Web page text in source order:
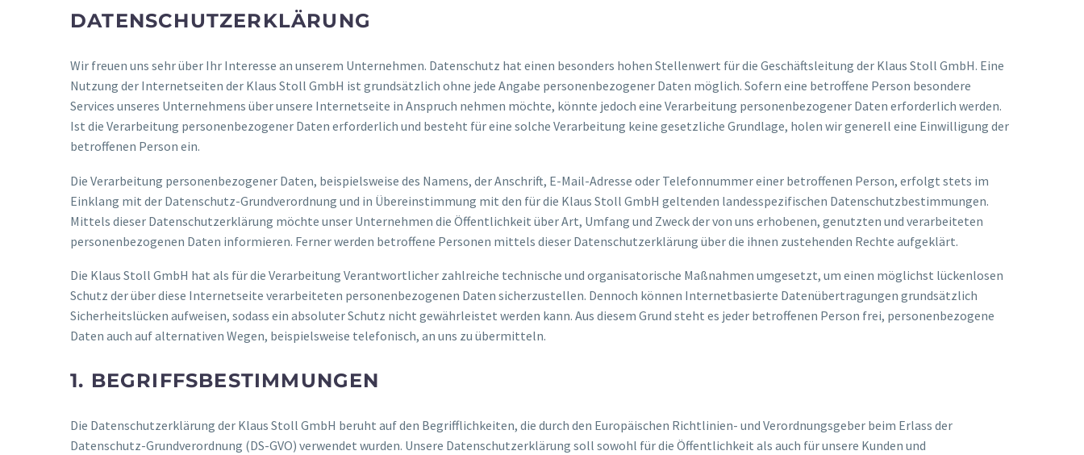
DATENSCHUTZERKLÄRUNG
Wir freuen uns sehr über Ihr Interesse an unserem Unternehmen. Datenschutz hat einen besonders hohen Stellenwert für die Geschäftsleitung der Klaus Stoll GmbH. Eine
Nutzung der Internetseiten der Klaus Stoll GmbH ist grundsätzlich ohne jede Angabe personenbezogener Daten möglich. Sofern eine betroffene Person besondere
Services unseres Unternehmens über unsere Internetseite in Anspruch nehmen möchte, könnte jedoch eine Verarbeitung personenbezogener Daten erforderlich werden.
Ist die Verarbeitung personenbezogener Daten erforderlich und besteht für eine solche Verarbeitung keine gesetzliche Grundlage, holen wir generell eine Einwilligung der
betroffenen Person ein.
Die Verarbeitung personenbezogener Daten, beispielsweise des Namens, der Anschrift, E-Mail-Adresse oder Telefonnummer einer betroffenen Person, erfolgt stets im
Einklang mit der Datenschutz-Grundverordnung und in Übereinstimmung mit den für die Klaus Stoll GmbH geltenden landesspezifischen Datenschutzbestimmungen.
Mittels dieser Datenschutzerklärung möchte unser Unternehmen die Öffentlichkeit über Art, Umfang und Zweck der von uns erhobenen, genutzten und verarbeiteten
personenbezogenen Daten informieren. Ferner werden betroffene Personen mittels dieser Datenschutzerklärung über die ihnen zustehenden Rechte aufgeklärt.
Die Klaus Stoll GmbH hat als für die Verarbeitung Verantwortlicher zahlreiche technische und organisatorische Maßnahmen umgesetzt, um einen möglichst lückenlosen
Schutz der über diese Internetseite verarbeiteten personenbezogenen Daten sicherzustellen. Dennoch können Internetbasierte Datenübertragungen grundsätzlich
Sicherheitslücken aufweisen, sodass ein absoluter Schutz nicht gewährleistet werden kann. Aus diesem Grund steht es jeder betroffenen Person frei, personenbezogene
Daten auch auf alternativen Wegen, beispielsweise telefonisch, an uns zu übermitteln.
1. BEGRIFFSBESTIMMUNGEN
Die Datenschutzerklärung der Klaus Stoll GmbH beruht auf den Begrifflichkeiten, die durch den Europäischen Richtlinien- und Verordnungsgeber beim Erlass der
Datenschutz-Grundverordnung (DS-GVO) verwendet wurden. Unsere Datenschutzerklärung soll sowohl für die Öffentlichkeit als auch für unsere Kunden und